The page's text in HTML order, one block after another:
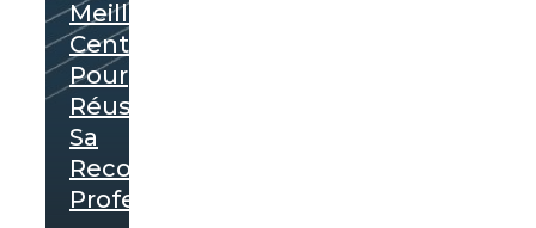
Meilleurs
Centres
Pour
Réussir
Sa
Reconversion
Professionnelle